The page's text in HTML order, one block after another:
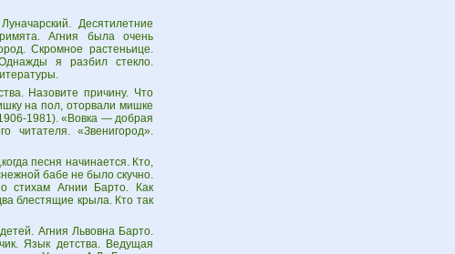
Десятилетние
Агния была очень
Скромное растеньице.
я разбил стекло.
Назовите причину. Что
на пол, оторвали мишке
1981). «Вовка — добрая
читателя. «Звенигород».
песня начинается. Кто,
бабе не было скучно.
стихам Агнии Барто. Как
блестящие крыла. Кто так
Агния Львовна Барто.
Язык детства. Ведущая